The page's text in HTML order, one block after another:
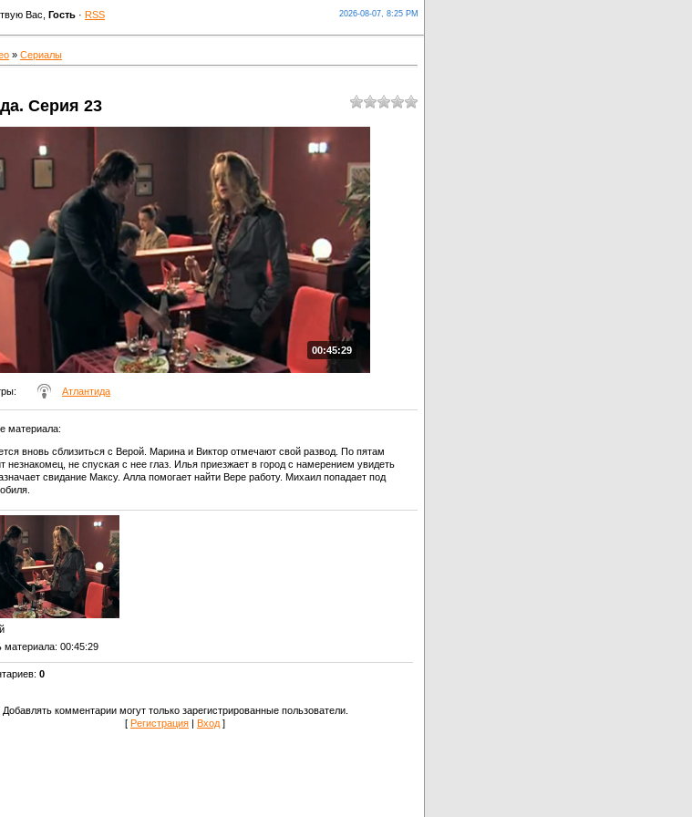
Вас Гость · RSS 2026-08-07, 8:25 PM
» Сериалы
Серия 23
00:45:29
: Атлантида
материала:
вновь сблизиться с Верой. Марина и Виктор отмечают свой развод. По пятам
незнакомец, не спуская с нее глаз. Илья приезжает в город с намерением увидеть
свидание Максу. Алла помогает найти Вере работу. Михаил попадает под
материала: 00:45:29
: 0
Добавлять комментарии могут только зарегистрированные пользователи.
[ Регистрация | Вход ]